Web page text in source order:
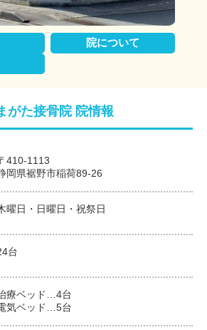
院について
がた接骨院 院情報
410-1113
岡県裾野市稲荷89-26
曜日・日曜日・祝祭日
台
療ベッド…4台
気ベッド…5台